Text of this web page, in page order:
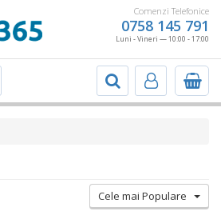
Comenzi Telefonice
0758 145 791
Luni - Vineri — 10:00 - 17:00
Cele mai Populare